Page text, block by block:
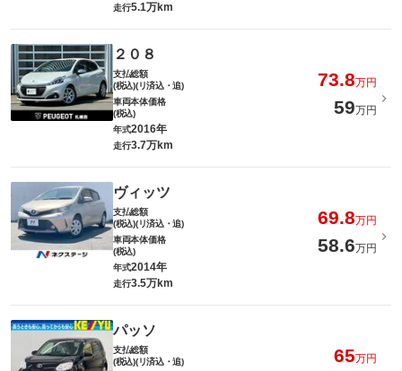
走行5.1万km
２０８
支払総額
(税込)(リ済込・追)
73.8万円
車両本体価格
(税込)
59万円
年式2016年
走行3.7万km
ヴィッツ
支払総額
(税込)(リ済込・追)
69.8万円
車両本体価格
(税込)
58.6万円
年式2014年
走行3.5万km
パッソ
支払総額
(税込)(リ済込・追)
65万円